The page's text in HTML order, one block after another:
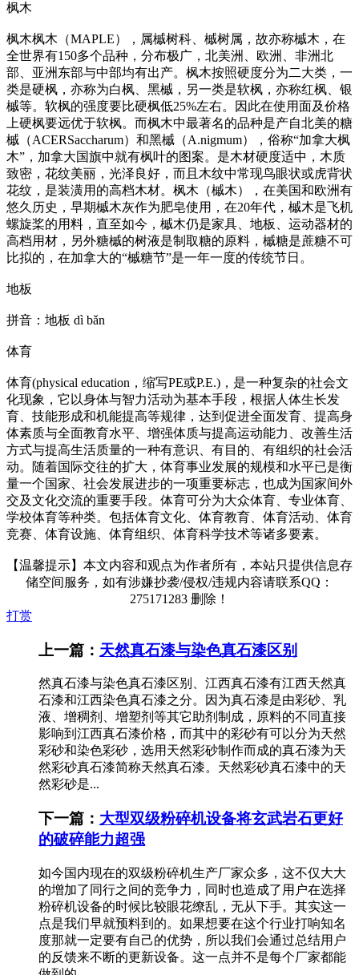
枫木
枫木枫木（MAPLE），属槭树科、槭树属，故亦称槭木，在
全世界有150多个品种，分布极广，北美洲、欧洲、非洲北
部、亚洲东部与中部均有出产。枫木按照硬度分为二大类，一
类是硬枫，亦称为白枫、黑槭，另一类是软枫，亦称红枫、银
槭等。软枫的强度要比硬枫低25%左右。因此在使用面及价格
上硬枫要远优于软枫。而枫木中最著名的品种是产自北美的糖
槭（ACERSaccharum）和黑槭（A.nigmum），俗称“加拿大枫
木”，加拿大国旗中就有枫叶的图案。是木材硬度适中，木质
致密，花纹美丽，光泽良好，而且木纹中常现鸟眼状或虎背状
花纹，是装潢用的高档木材。枫木（槭木），在美国和欧洲有
悠久历史，早期槭木灰作为肥皂使用，在20年代，槭木是飞机
螺旋桨的用料，直至如今，槭木仍是家具、地板、运动器材的
高档用材，另外糖槭的树液是制取糖的原料，槭糖是蔗糖不可
比拟的，在加拿大的“槭糖节”是一年一度的传统节日。
地板
拼音：地板 dì bǎn
体育
体育(physical education，缩写PE或P.E.)，是一种复杂的社会文
化现象，它以身体与智力活动为基本手段，根据人体生长发
育、技能形成和机能提高等规律，达到促进全面发育、提高身
体素质与全面教育水平、增强体质与提高运动能力、改善生活
方式与提高生活质量的一种有意识、有目的、有组织的社会活
动。随着国际交往的扩大，体育事业发展的规模和水平已是衡
量一个国家、社会发展进步的一项重要标志，也成为国家间外
交及文化交流的重要手段。体育可分为大众体育、专业体育、
学校体育等种类。包括体育文化、体育教育、体育活动、体育
竞赛、体育设施、体育组织、体育科学技术等诸多要素。
【温馨提示】本文内容和观点为作者所有，本站只提供信息存
储空间服务，如有涉嫌抄袭/侵权/违规内容请联系QQ：
275171283 删除！
打赏
上一篇： 天然真石漆与染色真石漆区别
然真石漆与染色真石漆区别、江西真石漆有江西天然真
石漆和江西染色真石漆之分。因为真石漆是由彩砂、乳
液、增稠剂、增塑剂等其它助剂制成，原料的不同直接
影响到江西真石漆价格，而其中的彩砂有可以分为天然
彩砂和染色彩砂，选用天然彩砂制作而成的真石漆为天
然彩砂真石漆简称天然真石漆。天然彩砂真石漆中的天
然彩砂是...
下一篇： 大型双级粉碎机设备将玄武岩石更好
的破碎能力超强
如今国内现在的双级粉碎机生产厂家众多，这不仅大大
的增加了同行之间的竞争力，同时也造成了用户在选择
粉碎机设备的时候比较眼花缭乱，无从下手。其实这一
点是我们早就预料到的。如果想要在这个行业打响知名
度那就一定要有自己的优势，所以我们会通过总结用户
的反馈来不断的更新设备。这一点并不是每个厂家都能